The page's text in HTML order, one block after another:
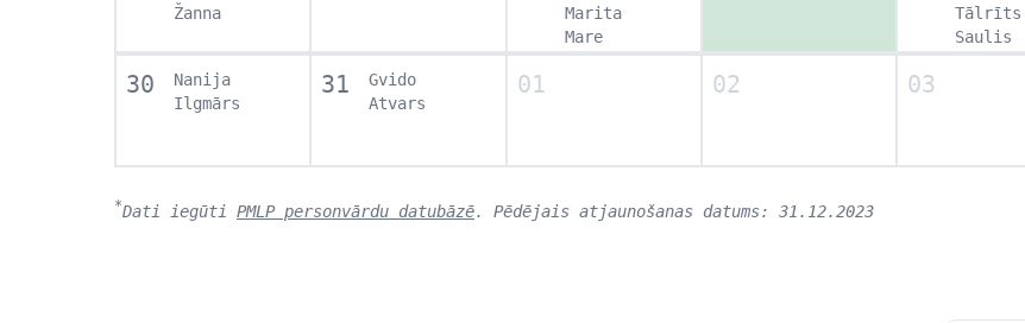
Žanna
Marita
Mare
Tālrīts
Saulis
30
Nanija
Ilgmārs
31
Gvido
Atvars
01 02 03
*Dati iegūti PMLP personvārdu datubāzē. Pēdējais atjaunošanas datums: 31.12.2023